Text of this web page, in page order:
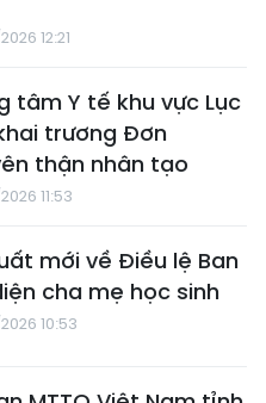
12:21
tâm Y tế khu vực Lục
trương Đơn
thận nhân tạo
11:53
mới về Điều lệ Ban
cha mẹ học sinh
10:53